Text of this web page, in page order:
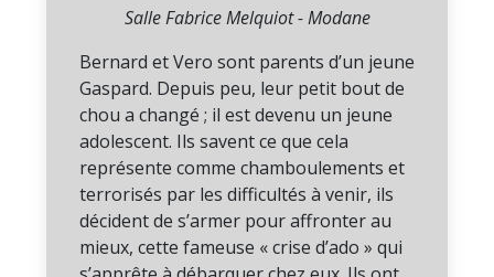
Salle Fabrice Melquiot - Modane
Bernard et Vero sont parents d’un jeune
Gaspard. Depuis peu, leur petit bout de
chou a changé ; il est devenu un jeune
adolescent. Ils savent ce que cela
représente comme chamboulements et
terrorisés par les difficultés à venir, ils
décident de s’armer pour affronter au
mieux, cette fameuse « crise d’ado » qui